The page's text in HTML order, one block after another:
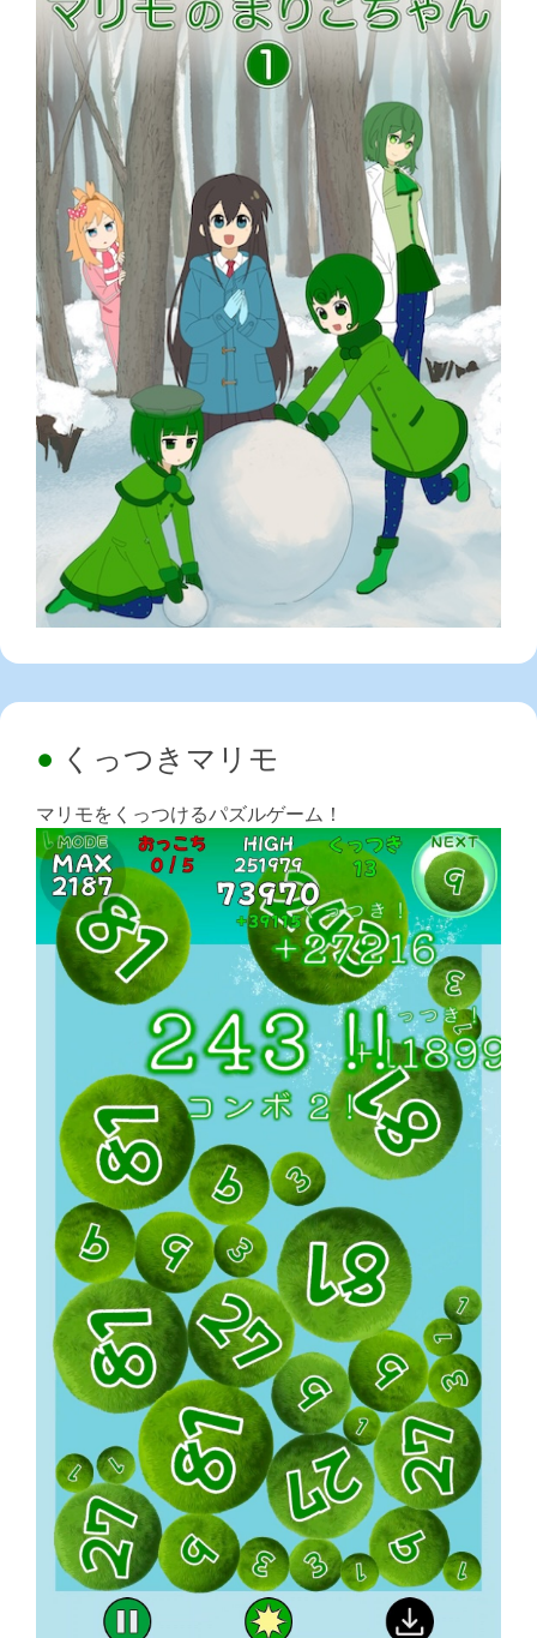
くっつきマリモ
マリモをくっつけるパズルゲーム！